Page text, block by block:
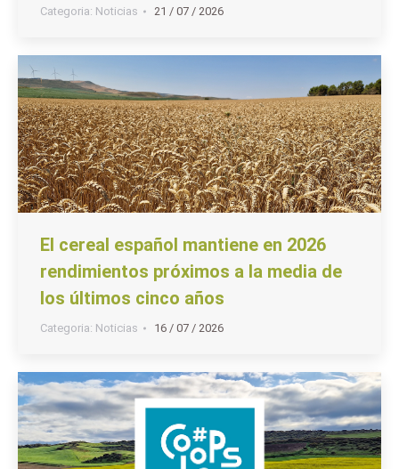
Categoria: Noticias 21 / 07 / 2026
El cereal español mantiene en 2026
rendimientos próximos a la media de
los últimos cinco años
Categoria: Noticias 16 / 07 / 2026